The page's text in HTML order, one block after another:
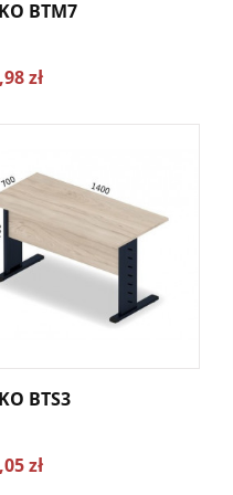
BTM7
zł
BTS3
zł